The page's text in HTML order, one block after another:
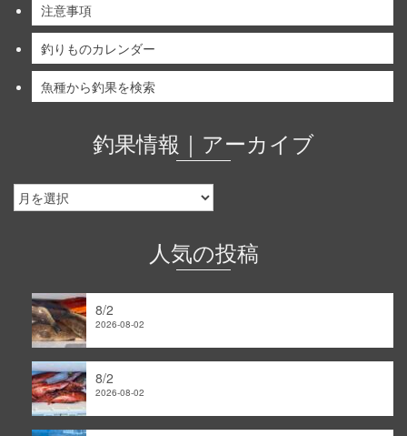
注意事項
釣りものカレンダー
魚種から釣果を検索
釣果情報｜アーカイブ
釣
果
人気の投稿
8/2
2026-08-02
8/2
2026-08-02